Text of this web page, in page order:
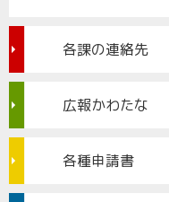
各課の連絡先
広報かわたな
各種申請書